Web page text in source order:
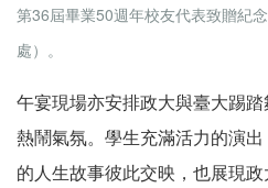
第36屆畢業50週年校友代表致贈紀
處）。
午宴現場亦安排政大與臺大踢
熱鬧氣氛。學生充滿活力的演
的人生故事彼此交映，也展現